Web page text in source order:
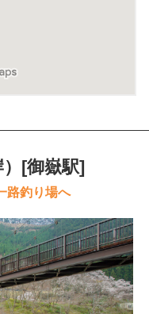
[御嶽駅]
路釣り場へ